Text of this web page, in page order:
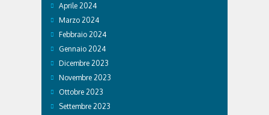
Aprile 2024
Marzo 2024
Febbraio 2024
Gennaio 2024
Dicembre 2023
Novembre 2023
Ottobre 2023
Settembre 2023